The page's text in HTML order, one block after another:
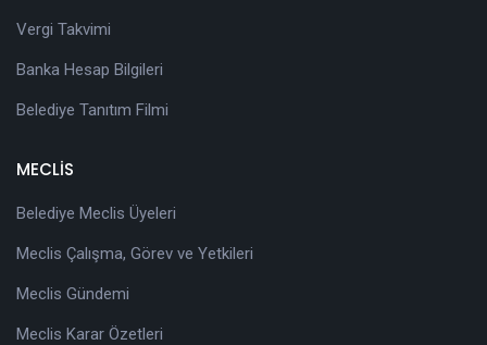
Vergi Takvimi
Banka Hesap Bilgileri
Belediye Tanıtım Filmi
MECLİS
Belediye Meclis Üyeleri
Meclis Çalışma, Görev ve Yetkileri
Meclis Gündemi
Meclis Karar Özetleri